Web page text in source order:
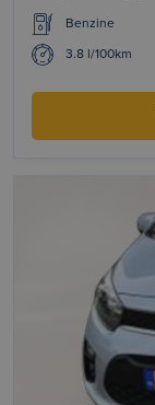
Benzine
3.8 l/100km